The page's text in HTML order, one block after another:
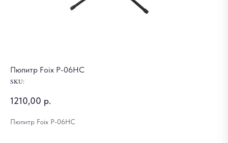
Пюпитр Foix P-06HC
SKU:
1210,00 р.
Пюпитр Foix P-06HC